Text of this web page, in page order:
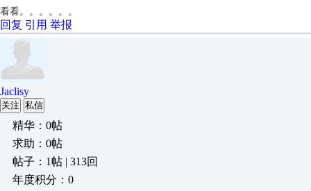
看看。。。。。。
回复 引用 举报
Jaclisy
关注 私信
精华：0帖
求助：0帖
帖子：1帖 | 313回
年度积分：0